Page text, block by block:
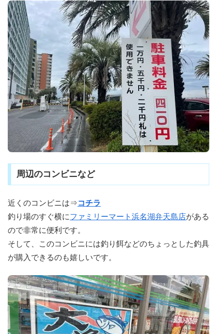
周辺のコンビニなど
近くのコンビニは⇒コチラ
釣り場のすぐ横にファミリーマート浜名湖弁天島店がある
ので非常に便利です。
そして、このコンビニには釣り餌などのちょっとした釣具
が購入できるのも嬉しいです。